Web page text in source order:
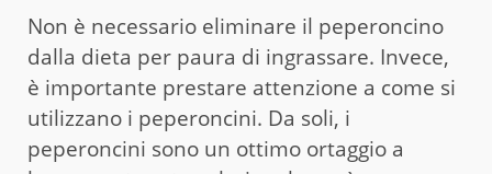
Non è necessario eliminare il peperoncino
dalla dieta per paura di ingrassare. Invece,
è importante prestare attenzione a come si
utilizzano i peperoncini. Da soli, i
peperoncini sono un ottimo ortaggio a